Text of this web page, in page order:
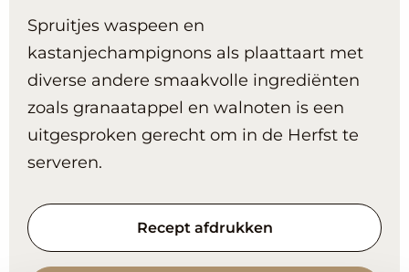
Spruitjes waspeen en
kastanjechampignons als plaattaart met
diverse andere smaakvolle ingrediënten
zoals granaatappel en walnoten is een
uitgesproken gerecht om in de Herfst te
serveren.
Recept afdrukken